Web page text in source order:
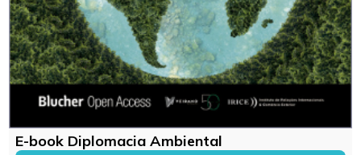
E-book Diplomacia Ambiental